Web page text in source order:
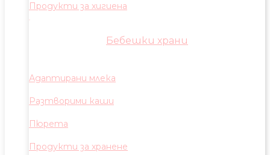
Продукти за хигиена
Бебешки храни
Адаптирани млека
Разтворими каши
Пюрета
Продукти за хранене